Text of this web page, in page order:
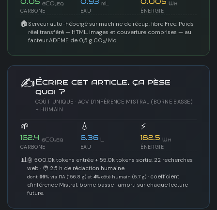
0.05 gCO₂eq
CARBONE
0.93 mL
EAU
0.005 Wh
ÉNERGIE
🏠Serveur auto-hébergé sur machine de récup, fibre Free. Poids
réel transféré — HTML, images et couverture comprises — au
facteur ADEME de 0,5 g CO₂/Mo.
✍️Écrire cet article, ça pèse
quoi ?
COÛT UNIQUE · ACV D'INFÉRENCE MISTRAL (BORNE BASSE)
+ HUMAIN
🌱
162.4 gCO₂eq
CARBONE
💧
6.36L
EAU
⚡
182.5 Wh
ÉNERGIE
📊🤖 500.0k tokens entrée + 55.0k tokens sortie, 22 recherches
web · 🧑 2.5 h de rédaction humaine
dont 96% via l'IA (156.8 g) et 4% côté humain (5.7 g)· coefficient
d'inférence Mistral, borne basse · amorti sur chaque lecture
future.